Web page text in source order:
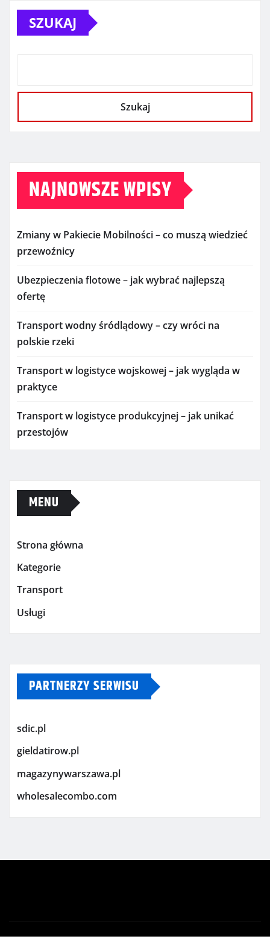
SZUKAJ
Szukaj
NAJNOWSZE WPISY
Zmiany w Pakiecie Mobilności – co muszą wiedzieć
przewoźnicy
Ubezpieczenia flotowe – jak wybrać najlepszą
ofertę
Transport wodny śródlądowy – czy wróci na
polskie rzeki
Transport w logistyce wojskowej – jak wygląda w
praktyce
Transport w logistyce produkcyjnej – jak unikać
przestojów
MENU
Strona główna
Kategorie
Transport
Usługi
PARTNERZY SERWISU
sdic.pl
gieldatirow.pl
magazynywarszawa.pl
wholesalecombo.com